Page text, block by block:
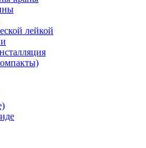
лейкой